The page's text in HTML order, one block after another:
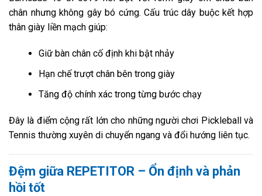
chân nhưng không gây bó cứng. Cấu trúc dây buộc kết hợp
thân giày liền mạch giúp:
Giữ bàn chân cố định khi bật nhảy
Hạn chế trượt chân bên trong giày
Tăng độ chính xác trong từng bước chạy
Đây là điểm cộng rất lớn cho những người chơi Pickleball và
Tennis thường xuyên di chuyển ngang và đổi hướng liên tục.
Đệm giữa REPETITOR – Ổn định và phản
hồi tốt